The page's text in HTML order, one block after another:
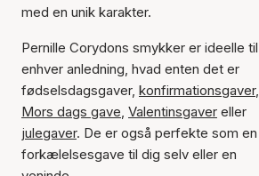
med en unik karakter.
Pernille Corydons smykker er ideelle til
enhver anledning, hvad enten det er
fødselsdagsgaver, konfirmationsgaver,
Mors dags gave, Valentinsgaver eller
julegaver. De er også perfekte som en
forkælelsesgave til dig selv eller en